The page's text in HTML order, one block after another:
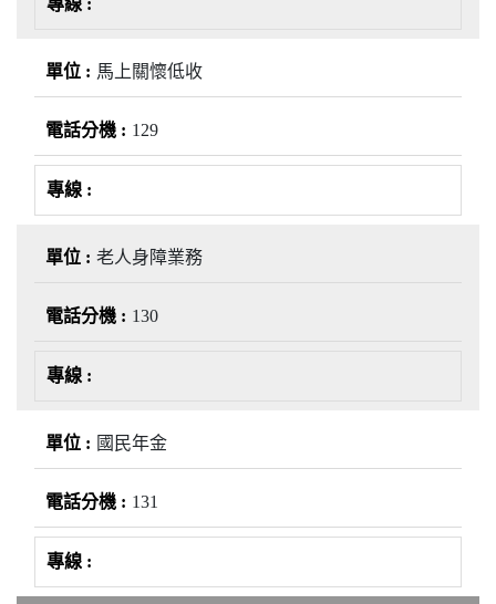
馬上關懷低收
129
老人身障業務
130
國民年金
131